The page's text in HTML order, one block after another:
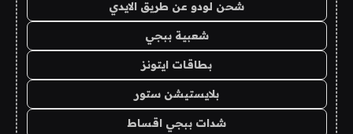
شحن لودو عن طريق الايدي
شعبية ببجي
بطاقات ايتونز
بلايستيشن ستور
شدات ببجي اقساط